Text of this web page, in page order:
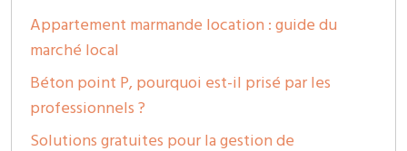
Appartement marmande location : guide du
marché local
Béton point P, pourquoi est-il prisé par les
professionnels ?
Solutions gratuites pour la gestion de